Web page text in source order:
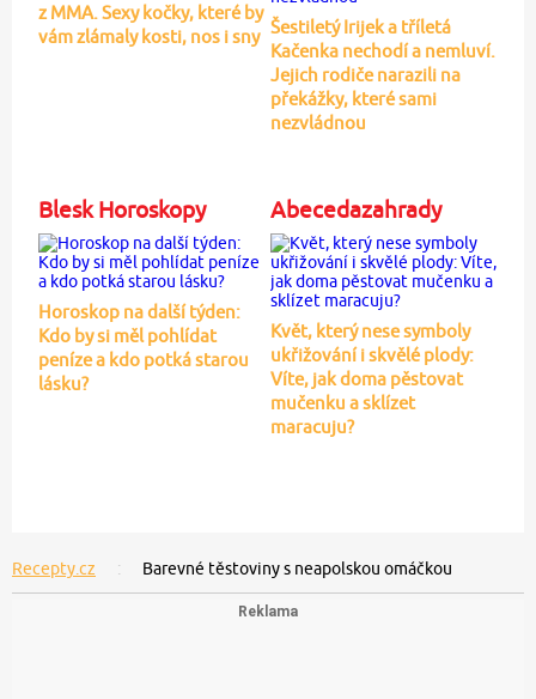
z MMA. Sexy kočky, které by
vám zlámaly kosti, nos i sny Šestiletý Irijek a tříletá
Kačenka nechodí a nemluví.
Jejich rodiče narazili na
překážky, které sami
nezvládnou
Blesk Horoskopy
Horoskop na další týden:
Kdo by si měl pohlídat
peníze a kdo potká starou
lásku?
Abecedazahrady
Květ, který nese symboly
ukřižování i skvělé plody:
Víte, jak doma pěstovat
mučenku a sklízet
maracuju?
Recepty.cz Barevné těstoviny s neapolskou omáčkou